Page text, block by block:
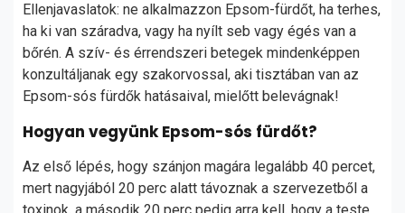
Ellenjavaslatok: ne alkalmazzon Epsom-fürdőt, ha terhes,
ha ki van száradva, vagy ha nyílt seb vagy égés van a
bőrén. A szív- és érrendszeri betegek mindenképpen
konzultáljanak egy szakorvossal, aki tisztában van az
Epsom-sós fürdők hatásaival, mielőtt belevágnak!
Hogyan vegyünk Epsom-sós fürdőt?
Az első lépés, hogy szánjon magára legalább 40 percet,
mert nagyjából 20 perc alatt távoznak a szervezetből a